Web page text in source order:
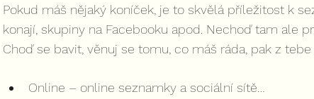
Pokud máš nějaký koníček, je to skvělá příležitost k
konají, skupiny na Facebooku apod. Nechoď tam ale
Choď se bavit, věnuj se tomu, co máš ráda, pak z
Online – online seznamky a sociální sítě…